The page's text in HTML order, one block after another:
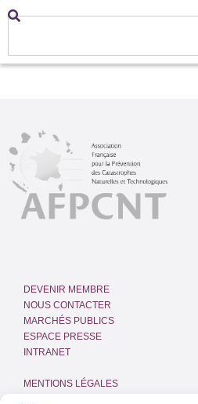
DEVENIR MEMBRE
NOUS CONTACTER
MARCHÉS PUBLICS
ESPACE PRESSE
INTRANET
MENTIONS LÉGALES